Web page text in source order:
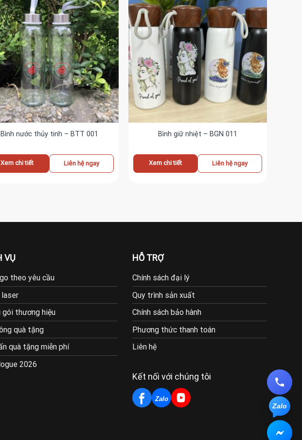
Bình nước thủy tinh – BTT 001
Xem chi tiết Liên hệ ngay
Bình giữ nhiệt – BGN 011
Xem chi tiết Liên hệ ngay
VỤ
theo yêu cầu
laser
gói thương hiệu
quà tặng
quà tặng miễn phí
2026
HỖ TRỢ
Chính sách đại lý
Quy trình sản xuất
Chính sách bảo hành
Phương thức thanh toán
Liên hệ
Kết nối với chúng tôi
Zalo
Zalo